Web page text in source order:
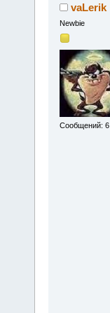
vaLerik
Newbie
Сообщений: 6